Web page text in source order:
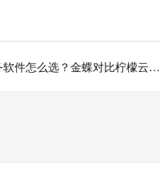
免费财务软件怎么选？金蝶对比柠檬云，收费和免费差距在哪？